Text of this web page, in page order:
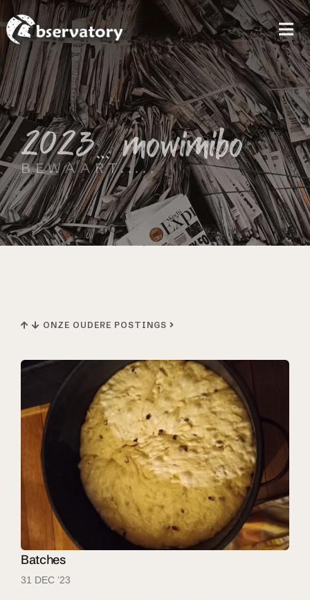
2023… mowimibo
BEWAART.....
ONZE OUDERE POSTINGS
Batches
31 DEC ’23